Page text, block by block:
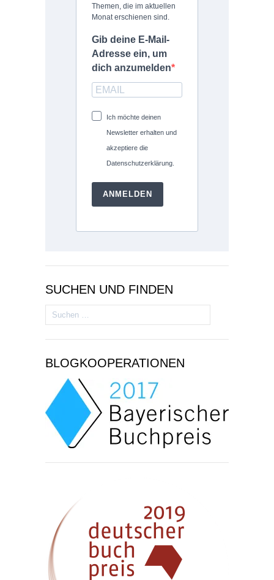
Themen, die im aktuellen
Monat erschienen sind.
Gib deine E-Mail-
Adresse ein, um
dich anzumelden
Ich möchte deinen
Newsletter erhalten und
akzeptiere die
Datenschutzerklärung.
ANMELDEN
SUCHEN UND FINDEN
Suchen
nach:
BLOGKOOPERATIONEN